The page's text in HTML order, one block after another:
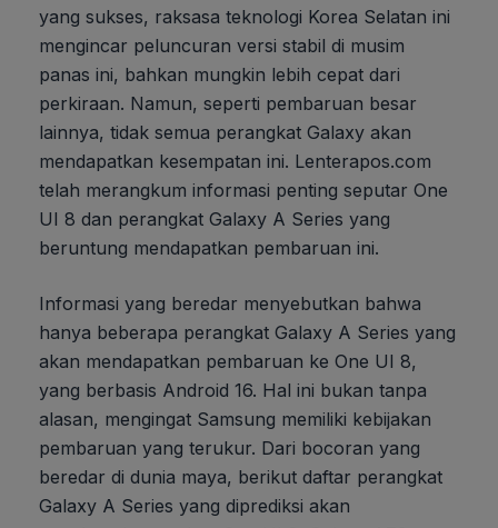
yang sukses, raksasa teknologi Korea Selatan ini
mengincar peluncuran versi stabil di musim
panas ini, bahkan mungkin lebih cepat dari
perkiraan. Namun, seperti pembaruan besar
lainnya, tidak semua perangkat Galaxy akan
mendapatkan kesempatan ini. Lenterapos.com
telah merangkum informasi penting seputar One
UI 8 dan perangkat Galaxy A Series yang
beruntung mendapatkan pembaruan ini.
Informasi yang beredar menyebutkan bahwa
hanya beberapa perangkat Galaxy A Series yang
akan mendapatkan pembaruan ke One UI 8,
yang berbasis Android 16. Hal ini bukan tanpa
alasan, mengingat Samsung memiliki kebijakan
pembaruan yang terukur. Dari bocoran yang
beredar di dunia maya, berikut daftar perangkat
Galaxy A Series yang diprediksi akan